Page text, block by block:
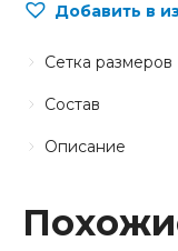
Добавить в
Описание
Состав
Сетка размеров